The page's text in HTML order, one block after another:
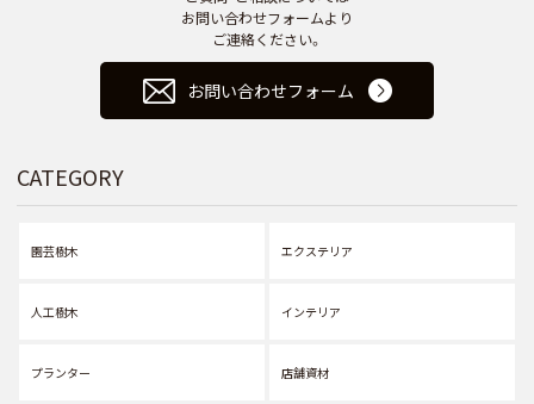
お問い合わせフォームより
ご連絡ください。
お問い合わせフォーム
CATEGORY
園芸樹木
人工樹木
プランター
エクステリア
インテリア
店舗資材